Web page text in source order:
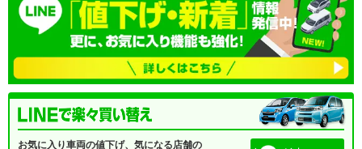
お気に入り車両の値下げ、気になる店舗の